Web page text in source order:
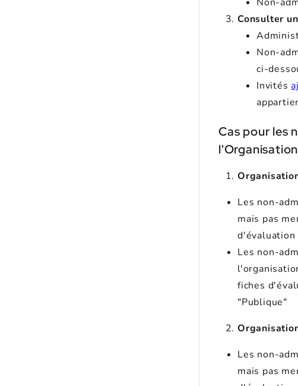
Consulter
Non-
ci-
Invités
Cas pour les
Les non-
mais pas
d'évaluation
Les non-
fiches
"Publique"
Les non-
mais pas